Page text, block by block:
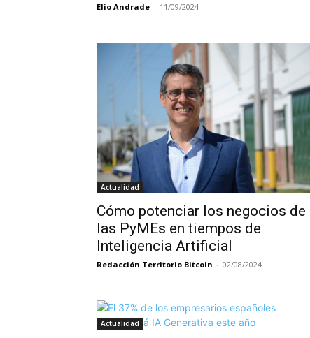
Elio Andrade - 11/09/2024
Actualidad
Cómo potenciar los negocios de
las PyMEs en tiempos de
Inteligencia Artificial
Redacción Territorio Bitcoin - 02/08/2024
Actualidad